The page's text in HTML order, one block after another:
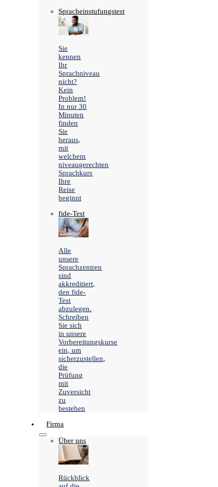
Spracheinstufungstest
Sie
kennen
Ihr
Sprachniveau
nicht?
Kein
Problem!
In nur 30
Minuten
finden
Sie
heraus,
mit
welchem
niveaugerechten
Sprachkurs
Ihre
Reise
beginnt
fide-Test
Alle
unsere
Sprachzentren
sind
akkreditiert,
den fide-
Test
abzulegen.
Schreiben
Sie sich
in unsere
Vorbereitungskurse
ein, um
sicherzustellen,
die
Prüfung
mit
Zuversicht
zu
bestehen
Firma
Über uns
Rückblick